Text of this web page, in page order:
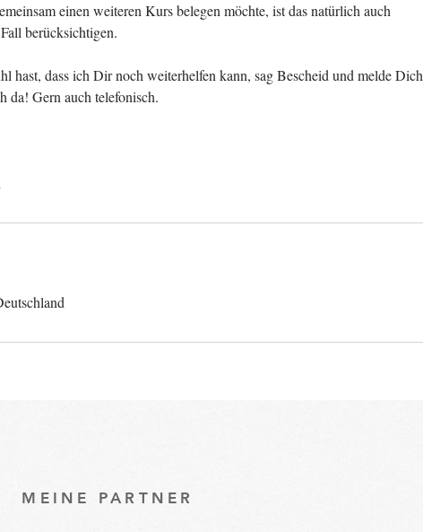
einen weiteren Kurs belegen möchte, ist das natürlich auch
berücksichtigen.
hast, dass ich Dir noch weiterhelfen kann, sag Bescheid und melde Dich
da! Gern auch telefonisch.
MEINE PARTNER